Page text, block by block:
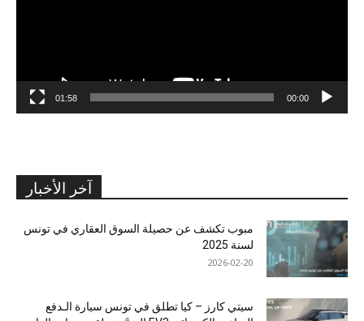
00:00
01:58
آخر الأخبار
مبوب تكشف عن حصيلة السوق العقاري في تونس
لسنة 2025
2026-02-20
سيتي كارز – كيا تطلق في تونس سيارة الـدفع